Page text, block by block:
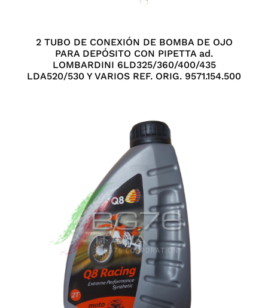
2 TUBO DE CONEXIÓN DE BOMBA DE OJO
PARA DEPÓSITO CON PIPETTA ad.
LOMBARDINI 6LD325/360/400/435
LDA520/530 Y VARIOS REF. ORIG. 9571.154.500